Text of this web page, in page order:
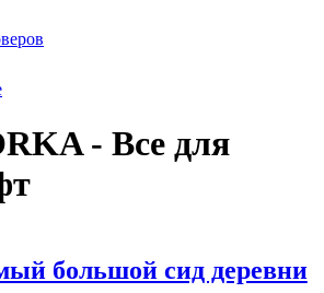
- Все для
большой сид деревни